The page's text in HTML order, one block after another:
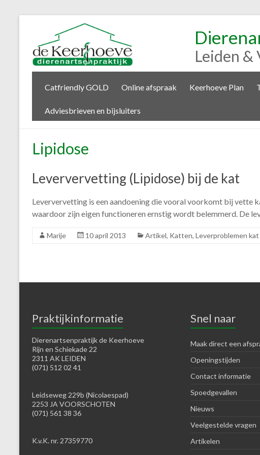
Leiden &
Catfriendly GOLD Online afspraak Keerhoeve Plan
Adviesbrieven en bijsluiters
Lipidose
Leververvetting (Lipidose) bij de kat
Leververvetting is een aandoening die vooral voorkomt bij vette
waardoor zijn eigen functioneren ernstig wordt belemmerd. De
Marije 10 april 2013 Artikel, Katten, Leverproblemen kat
Praktijkinformatie
Dierenartsenpraktijk de Keerhoeve
Rijn en Schiekade 22
2311 AK LEIDEN
(071) 512 02 41
Leidseweg 229b (Nicolaespad)
2253 JA VOORSCHOTEN
(071) 561 38 36
K.v.K. nr. 27359770
Snel naar
Maak direct een
Openingstijden
Contact informatie
Spoedgevallen
Nieuws
Veelgestelde vragen
Artikelen